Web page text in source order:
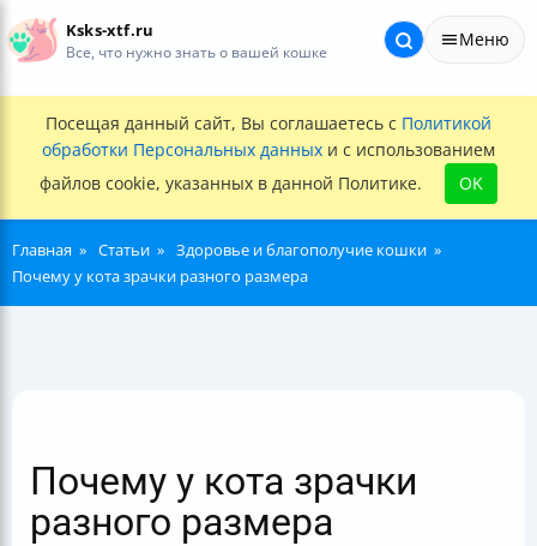
Ksks-xtf.ru
Все, что нужно знать о вашей кошке
Меню
Посещая данный сайт, Вы соглашаетесь с Политикой
обработки Персональных данных и с использованием
файлов cookie, указанных в данной Политике.
OK
Главная Статьи
Здоровье и благополучие кошки
Почему у кота зрачки разного размера
Почему у кота зрачки
разного размера